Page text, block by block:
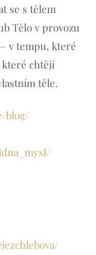
se s tělem
Tělo v provozu
v tempu, které
které chtějí
těle.
blog/